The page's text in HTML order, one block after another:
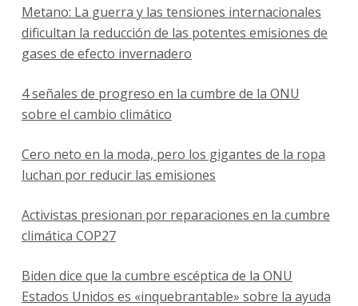
Metano: La guerra y las tensiones internacionales
dificultan la reducción de las potentes emisiones de
gases de efecto invernadero
4 señales de progreso en la cumbre de la ONU
sobre el cambio climático
Cero neto en la moda, pero los gigantes de la ropa
luchan por reducir las emisiones
Activistas presionan por reparaciones en la cumbre
climática COP27
Biden dice que la cumbre escéptica de la ONU
Estados Unidos es «inquebrantable» sobre la ayuda